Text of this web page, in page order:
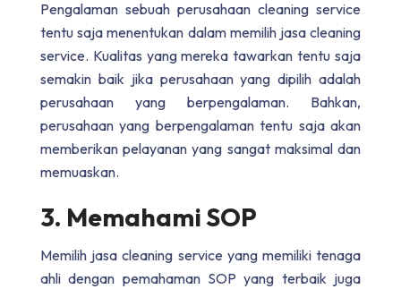
Pengalaman sebuah perusahaan cleaning service
tentu saja menentukan dalam memilih jasa cleaning
service. Kualitas yang mereka tawarkan tentu saja
semakin baik jika perusahaan yang dipilih adalah
perusahaan yang berpengalaman. Bahkan,
perusahaan yang berpengalaman tentu saja akan
memberikan pelayanan yang sangat maksimal dan
memuaskan.
3. Memahami SOP
Memilih jasa cleaning service yang memiliki tenaga
ahli dengan pemahaman SOP yang terbaik juga